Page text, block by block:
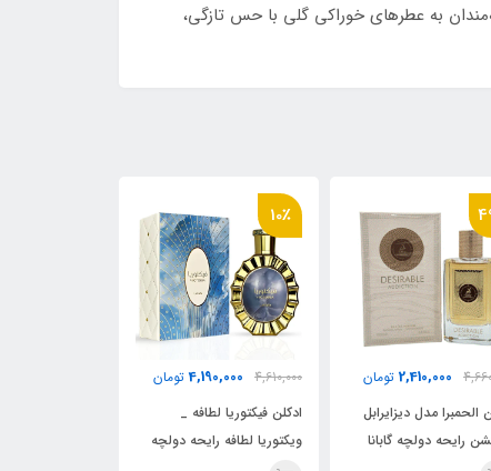
به عطرهای خوراکی گلی با حس تازگی،
10٪
4,190,000 تومان
فیکتوریا لطافه _
لطافه رایحه دولچه
49٪
4,660,000
2,410,000 تومان
ادکلن الحمبرا مدل دیزایرابل
ادیکشن رایحه دولچه گابانا